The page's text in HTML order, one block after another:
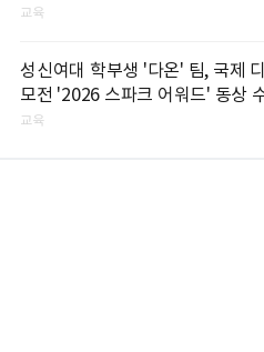
교육
성신여대 학부생 '다온' 팀, 국제
모전 '2026 스파크 어워드' 동상
교육